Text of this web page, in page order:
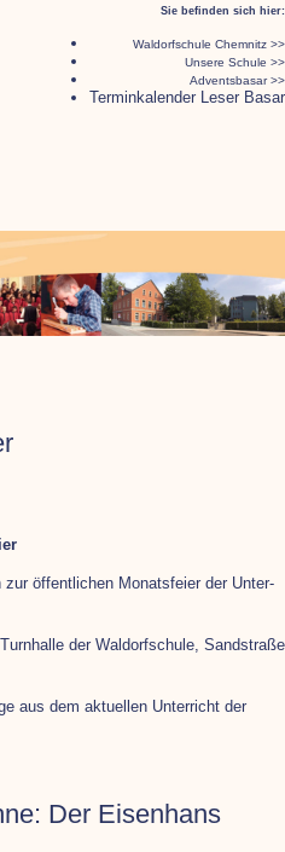
Sie befinden sich hier:
Waldorfschule Chemnitz >>
Unsere Schule >>
Adventsbasar >>
Terminkalender Leser Basar
öffentlichen Monatsfeier der Unter-
der Waldorfschule, Sandstraße
aus dem aktuellen Unterricht der
Der Eisenhans